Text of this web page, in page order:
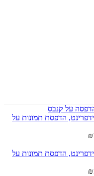
על קנבס
₪
₪